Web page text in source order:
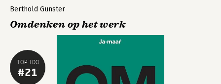
TOP 100
#21
Berthold Gunster
Omdenken op het werk